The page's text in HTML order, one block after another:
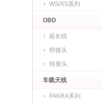
WS/XS系列
OBD
延长线
焊接头
转接头
车载天线
FAKRA系列